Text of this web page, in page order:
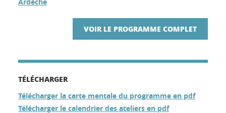
VOIR LE PROGRAMME COMPLET
TÉLÉCHARGER
Télécharger la carte mentale du programme en pdf
Télécharger le calendrier des ateliers en pdf